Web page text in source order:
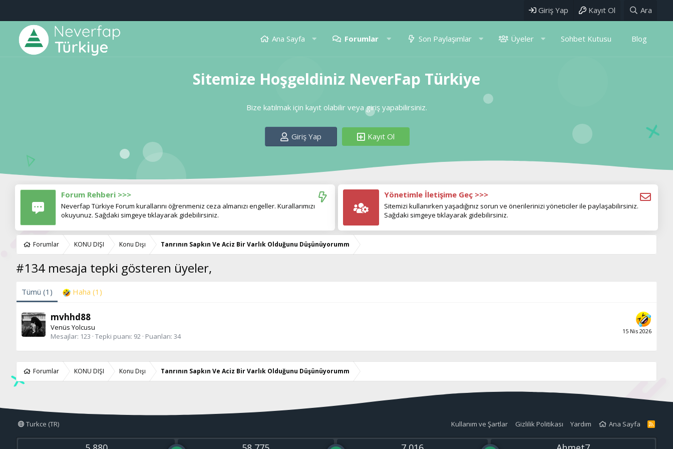
Giriş Yap Kayıt Ol Ara
Ana Sayfa Forumlar Son Paylaşımlar Üyeler Sohbet Kutusu Blog
Sitemize Hoşgeldiniz NeverFap Türkiye
Bize katılmak için kayıt olabilir veya giriş yapabilirsiniz.
Giriş Yap Kayıt Ol
Forum Rehberi >>>
Neverfap Türkiye Forum kurallarını öğrenmeniz ceza almanızı engeller. Kurallarımızı
okuyunuz. Sağdaki simgeye tıklayarak gidebilirsiniz.
Yönetimle İletişime Geç >>>
Sitemizi kullanırken yaşadığınız sorun ve önerilerinizi yöneticiler ile paylaşabilirsiniz.
Sağdaki simgeye tıklayarak gidebilirsiniz.
Forumlar KONU DIŞI Konu Dışı Tanrının Sapkın Ve Aciz Bir Varlık Olduğunu Düşünüyorumm
#134 mesaja tepki gösteren üyeler,
Tümü (1) Haha (1)
15 Nis 2026
mvhhd88
Venüs Yolcusu
Mesajlar 123 Tepki puanı 92 Puanları 34
Forumlar KONU DIŞI Konu Dışı Tanrının Sapkın Ve Aciz Bir Varlık Olduğunu Düşünüyorumm
Turkce (TR) Kullanım ve Şartlar Gizlilik Politikası Yardım Ana Sayfa
R
S